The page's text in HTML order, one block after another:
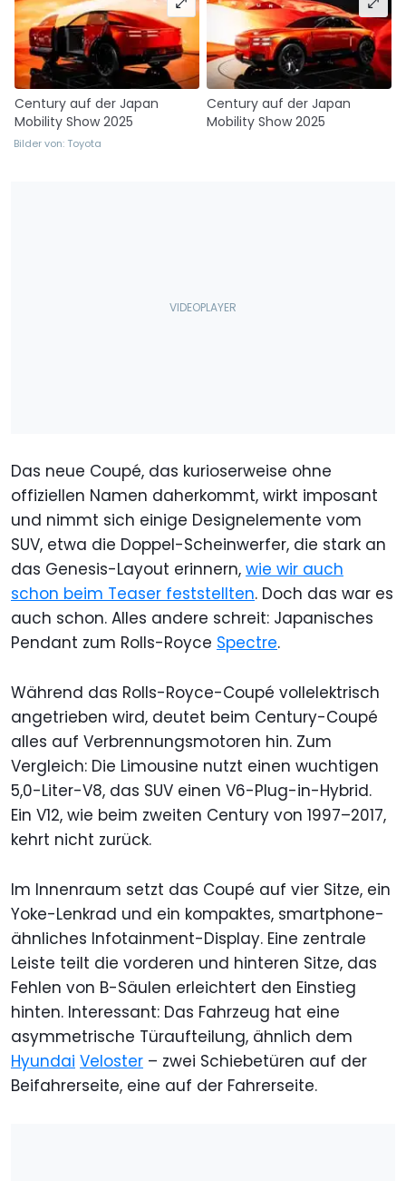
Century auf der Japan
Mobility Show 2025
Century auf der Japan
Mobility Show 2025
Bilder von: Toyota
Das neue Coupé, das kurioserweise ohne
offiziellen Namen daherkommt, wirkt imposant
und nimmt sich einige Designelemente vom
SUV, etwa die Doppel-Scheinwerfer, die stark an
das Genesis-Layout erinnern, wie wir auch
schon beim Teaser feststellten. Doch das war es
auch schon. Alles andere schreit: Japanisches
Pendant zum Rolls-Royce Spectre.
Während das Rolls-Royce-Coupé vollelektrisch
angetrieben wird, deutet beim Century-Coupé
alles auf Verbrennungsmotoren hin. Zum
Vergleich: Die Limousine nutzt einen wuchtigen
5,0-Liter-V8, das SUV einen V6-Plug-in-Hybrid.
Ein V12, wie beim zweiten Century von 1997–2017,
kehrt nicht zurück.
Im Innenraum setzt das Coupé auf vier Sitze, ein
Yoke-Lenkrad und ein kompaktes, smartphone-
ähnliches Infotainment-Display. Eine zentrale
Leiste teilt die vorderen und hinteren Sitze, das
Fehlen von B-Säulen erleichtert den Einstieg
hinten. Interessant: Das Fahrzeug hat eine
asymmetrische Türaufteilung, ähnlich dem
Hyundai Veloster – zwei Schiebetüren auf der
Beifahrerseite, eine auf der Fahrerseite.